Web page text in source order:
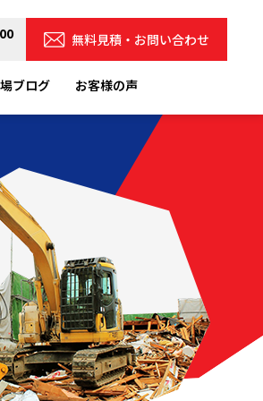
無料見積・お問い合わせ
ブログ お客様の声